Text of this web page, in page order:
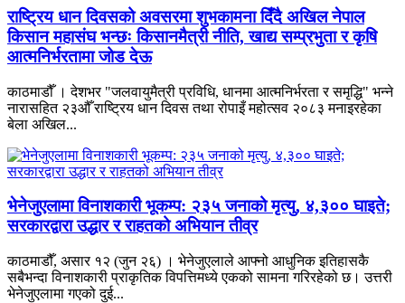
राष्ट्रिय धान दिवसको अवसरमा शुभकामना दिँदै अखिल नेपाल
किसान महासंघ भन्छः किसानमैत्री नीति, खाद्य सम्प्रभुता र कृषि
आत्मनिर्भरतामा जोड देऊ
काठमाडौँ । देशभर "जलवायुमैत्री प्रविधि, धानमा आत्मनिर्भरता र समृद्धि" भन्ने
नारासहित २३औँ राष्ट्रिय धान दिवस तथा रोपाइँ महोत्सव २०८३ मनाइरहेका
बेला अखिल...
भेनेजुएलामा विनाशकारी भूकम्प: २३५ जनाको मृत्यु, ४,३०० घाइते;
सरकारद्वारा उद्धार र राहतको अभियान तीव्र
काठमाडौँ, असार १२ (जुन २६) । भेनेजुएलाले आफ्नो आधुनिक इतिहासकै
सबैभन्दा विनाशकारी प्राकृतिक विपत्तिमध्ये एकको सामना गरिरहेको छ। उत्तरी
भेनेजुएलामा गएको दुई...